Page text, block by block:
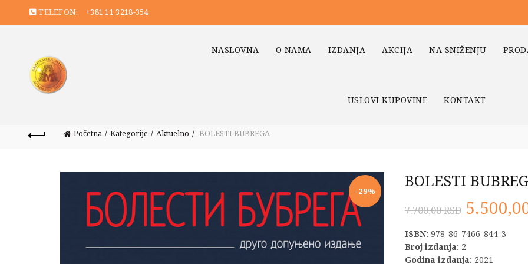
TELEFON: +381 11 3218-354
NASLOVNA O NAMA IZDANJA AKCIJA NA SNIŽENJU
USLOVI KUPOVINE KONTAKT
Početna Kategorije Aktuelno BOLESTI BUBREGA
-29%
BOLESTI
7.700,00RSD
cena
je
ISBN: 978-86-7466-844-3
Broj izdanja: 2
Godina izdanja: 2021